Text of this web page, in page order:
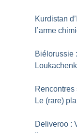
Kurdistan
l’arme
Biélorussie
Le (rare)
Deliveroo :